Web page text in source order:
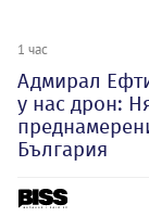
1 час
Адмирал
у нас дрон:
България